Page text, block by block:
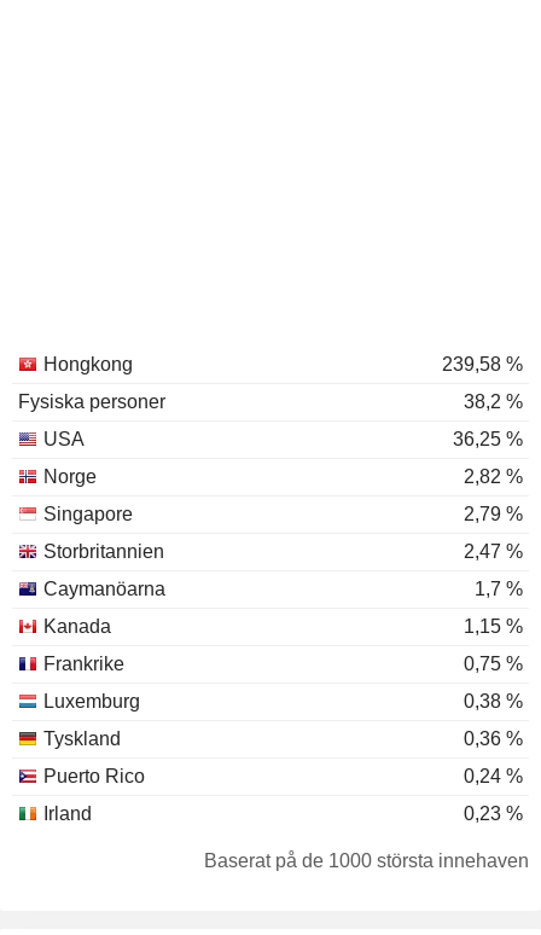
Hongkong
239,58 %
Fysiska personer
38,2 %
USA
36,25 %
Norge
2,82 %
Singapore
2,79 %
Storbritannien
2,47 %
Caymanöarna
1,7 %
Kanada
1,15 %
Frankrike
0,75 %
Luxemburg
0,38 %
Tyskland
0,36 %
Puerto Rico
0,24 %
Irland
0,23 %
0,2 %
Baserat på de 1000 största innehaven